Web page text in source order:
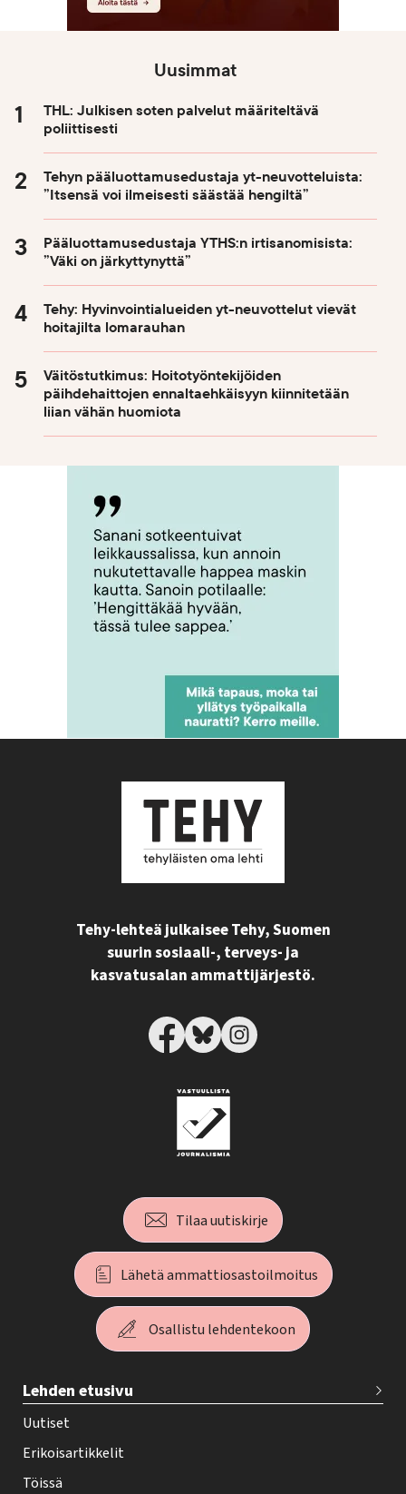
Uusimmat
THL: Julkisen soten palvelut määriteltävä
poliittisesti
Tehyn pääluottamusedustaja yt-neuvotteluista:
”Itsensä voi ilmeisesti säästää hengiltä”
Pääluottamusedustaja YTHS:n irtisanomisista:
”Väki on järkyttynyttä”
Tehy: Hyvinvointialueiden yt-neuvottelut vievät
hoitajilta lomarauhan
Väitöstutkimus: Hoitotyöntekijöiden
päihdehaittojen ennaltaehkäisyyn kiinnitetään
liian vähän huomiota
Tehy-lehteä julkaisee Tehy, Suomen
suurin sosiaali-, terveys- ja
kasvatusalan ammattijärjestö.
Tilaa uutiskirje
Lähetä ammattiosastoilmoitus
Osallistu lehdentekoon
e
h
y
-
Lehden etusivu
Uutiset
Erikoisartikkelit
Töissä